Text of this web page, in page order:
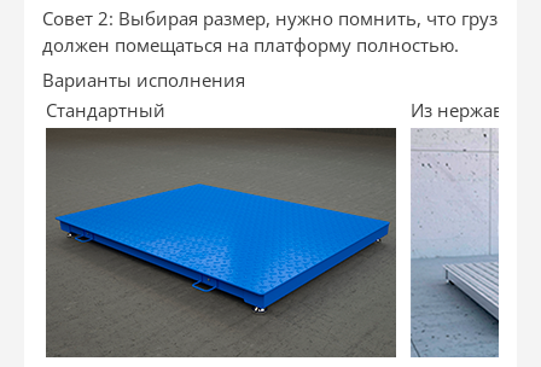
Совет 2: Выбирая размер, нужно помнить, что груз
должен помещаться на платформу полностью.
Варианты исполнения
Стандартный
Из